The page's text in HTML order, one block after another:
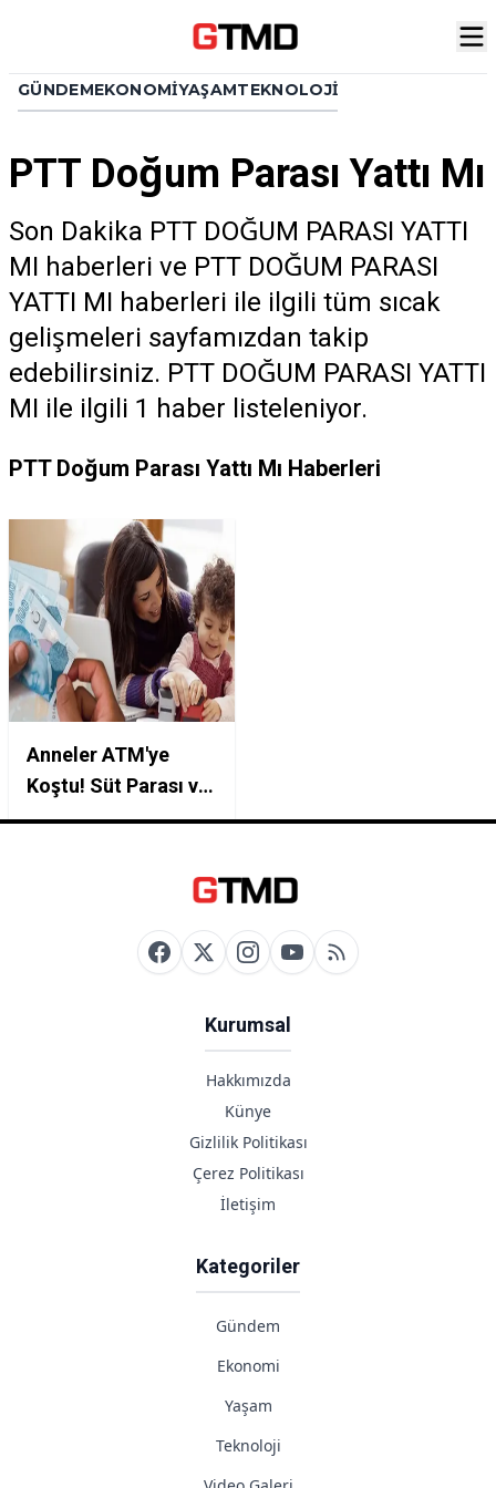
GÜNDEMEKONOMIYAŞAMTEKNOLOJI
PTT Doğum Parası Yattı Mı
Son Dakika PTT DOĞUM PARASI YATTI
MI haberleri ve PTT DOĞUM PARASI
YATTI MI haberleri ile ilgili tüm sıcak
gelişmeleri sayfamızdan takip
edebilirsiniz. PTT DOĞUM PARASI YATTI
MI ile ilgili 1 haber listeleniyor.
PTT Doğum Parası Yattı Mı Haberleri
Anneler ATM'ye
Koştu! Süt Parası ve
Doğum Yardımı
Kartına Yatan Parayı
Kurumsal
Hakkımızda
Künye
Gizlilik Politikası
Çerez Politikası
İletişim
Kategoriler
Gündem
Ekonomi
Yaşam
Teknoloji